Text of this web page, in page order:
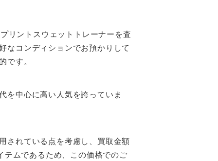
リントスウェットトレーナーを査
なコンディションでお預かりして
です。
を中心に高い人気を誇っていま
されている点を考慮し、買取金額
ムであるため、この価格でのご